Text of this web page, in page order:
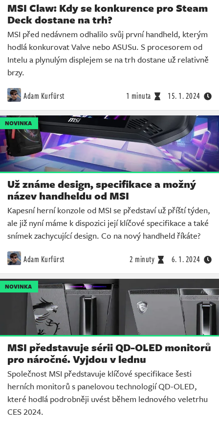
MSI Claw: Kdy se konkurence pro Steam
Deck dostane na trh?
MSI před nedávnem odhalilo svůj první handheld, kterým
hodlá konkurovat Valve nebo ASUSu. S procesorem od
Intelu a plynulým displejem se na trh dostane už relativně
brzy.
Adam Kurfürst 1 minuta 15. 1. 2024
NOVINKA
Už známe design, specifikace a možný
název handheldu od MSI
Kapesní herní konzole od MSI se představí už příští týden,
ale již nyní máme k dispozici její klíčové specifikace a také
snímek zachycující design. Co na nový handheld říkáte?
Adam Kurfürst 2 minuty 6. 1. 2024
NOVINKA
MSI představuje sérii QD-OLED monitorů
pro náročné. Vyjdou v lednu
Společnost MSI představuje klíčové specifikace šesti
herních monitorů s panelovou technologií QD-OLED,
které hodlá podrobněji uvést během lednového veletrhu
CES 2024.